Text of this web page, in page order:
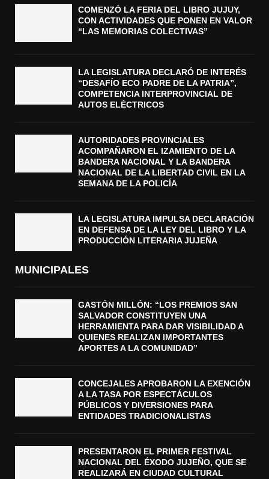
COMENZÓ LA FERIA DEL LIBRO JUJUY,
CON ACTIVIDADES QUE PONEN EN VALOR
“LAS MEMORIAS COLECTIVAS”
LA LEGISLATURA DECLARÓ DE INTERÉS
“DESAFÍO ECO PADRE DE LA PATRIA”,
COMPETENCIA INTERPROVINCIAL DE
AUTOS ELÉCTRICOS
AUTORIDADES PROVINCIALES
ACOMPAÑARON EL IZAMIENTO DE LA
BANDERA NACIONAL Y LA BANDERA
NACIONAL DE LA LIBERTAD CIVIL EN LA
SEMANA DE LA POLICÍA
LA LEGISLATURA IMPULSA DECLARACIÓN
EN DEFENSA DE LA LEY DEL LIBRO Y LA
PRODUCCIÓN LITERARIA JUJEÑA
MUNICIPALES
GASTÓN MILLÓN: “LOS PREMIOS SAN
SALVADOR CONSTITUYEN UNA
HERRAMIENTA PARA DAR VISIBILIDAD A
QUIENES REALIZAN IMPORTANTES
APORTES A LA COMUNIDAD”
CONCEJALES APROBARON LA EXENCIÓN
A LA TASA POR ESPECTÁCULOS
PÚBLICOS Y DIVERSIONES PARA
ENTIDADES TRADICIONALISTAS
PRESENTARON EL PRIMER FESTIVAL
NACIONAL DEL ÉXODO JUJEÑO, QUE SE
REALIZARÁ EN CIUDAD CULTURAL